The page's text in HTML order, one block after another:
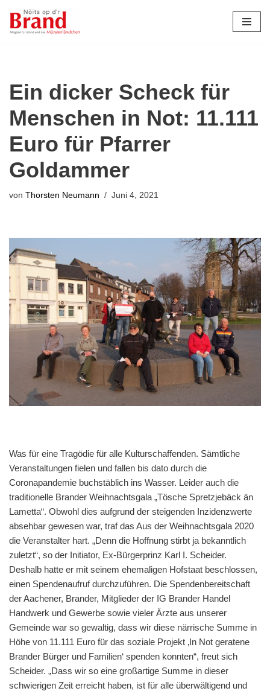
Zum
Ein dicker Scheck für
Menschen in Not: 11.111
Euro für Pfarrer
Goldammer
von Thorsten Neumann Juni 4, 2021
Was für eine Tragödie für alle Kulturschaffenden. Sämtliche
Veranstaltungen fielen und fallen bis dato durch die
Coronapandemie buchstäblich ins Wasser. Leider auch die
traditionelle Brander Weihnachtsgala „Tösche Spretzjebäck än
Lametta“. Obwohl dies aufgrund der steigenden Inzidenzwerte
absehbar gewesen war, traf das Aus der Weihnachtsgala 2020
die Veranstalter hart. „Denn die Hoffnung stirbt ja bekanntlich
zuletzt“, so der Initiator, Ex-Bürgerprinz Karl I. Scheider.
Deshalb hatte er mit seinem ehemaligen Hofstaat beschlossen,
einen Spendenaufruf durchzuführen. Die Spendenbereitschaft
der Aachener, Brander, Mitglieder der IG Brander Handel
Handwerk und Gewerbe sowie vieler Ärzte aus unserer
Gemeinde war so gewaltig, dass wir diese närrische Summe in
Höhe von 11.111 Euro für das soziale Projekt ‚In Not geratene
Brander Bürger und Familien‘ spenden konnten“, freut sich
Scheider. „Dass wir so eine großartige Summe in dieser
schwierigen Zeit erreicht haben, ist für alle überwältigend und